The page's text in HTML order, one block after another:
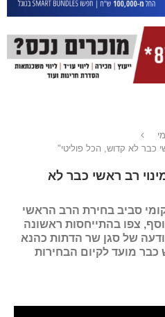
כבר לא קדוש, הכל פוליטי"
רב ראשי כבר לא
סביב בחירת הרב הראשי
צפו בהתייחסות ראשונה
של סגן שר הדתות כהנא
מועד לקיום הבחירות